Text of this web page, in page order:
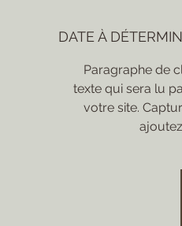
DATE À
Paragraphe de
texte qui sera lu
votre site.